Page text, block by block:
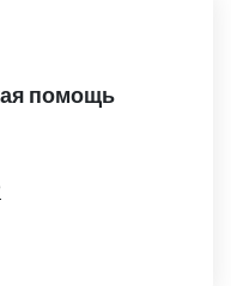
помощь